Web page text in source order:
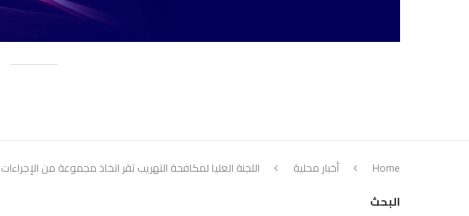
Home أخبار محلية
اللجنة العليا لمكافحة التهريب تقر اتخاذ مجموعة من الإجراءات
البحث